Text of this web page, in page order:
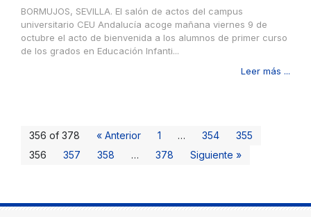
BORMUJOS, SEVILLA. El salón de actos del campus
universitario CEU Andalucía acoge mañana viernes 9 de
octubre el acto de bienvenida a los alumnos de primer curso
de los grados en Educación Infanti...
Leer más ...
356 of 378 « Anterior 1 … 354
355
356
357 358 … 378 Siguiente »